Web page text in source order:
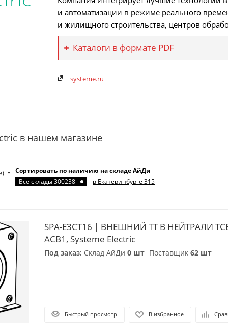
и автоматизации в режиме реального
и жилищного строительства, центров
Каталоги в формате PDF
systeme.ru
в нашем магазине
Сортировать по наличию на складе АйДи
Все склады 300238
в Екатеринбурге 315
SPA-E3CT16 | ВНЕШНИЙ ТТ В НЕЙТРАЛИ
ACB1, Systeme Electric
Под заказ: Склад АйДи 0 шт Поставщик 62 шт
Быстрый просмотр В избранное